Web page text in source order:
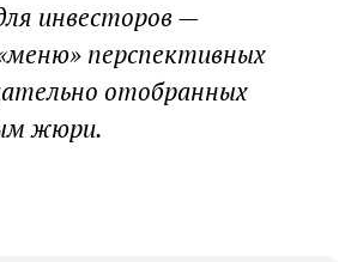
инвесторов —
перспективных
отобранных
жюри.